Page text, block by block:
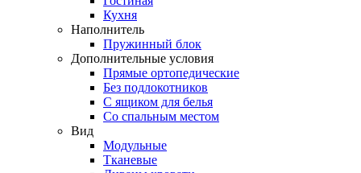
Кухня
Наполнитель
Пружинный блок
Дополнительные условия
Прямые ортопедические
Без подлокотников
С ящиком для белья
Со спальным местом
Вид
Модульные
Тканевые